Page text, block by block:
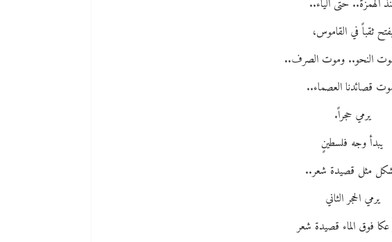
الهمزة.. حتى الياء..
ثقباً في القاموس،
النحو.. وموت الصرف..
قصائدنا العصماء..
يرمي حجراً.
يبدأ وجه فلسطينٍ
مثل قصيدة شعر..
يرمي الحجر الثاني
فوق الماء قصيدة شعر